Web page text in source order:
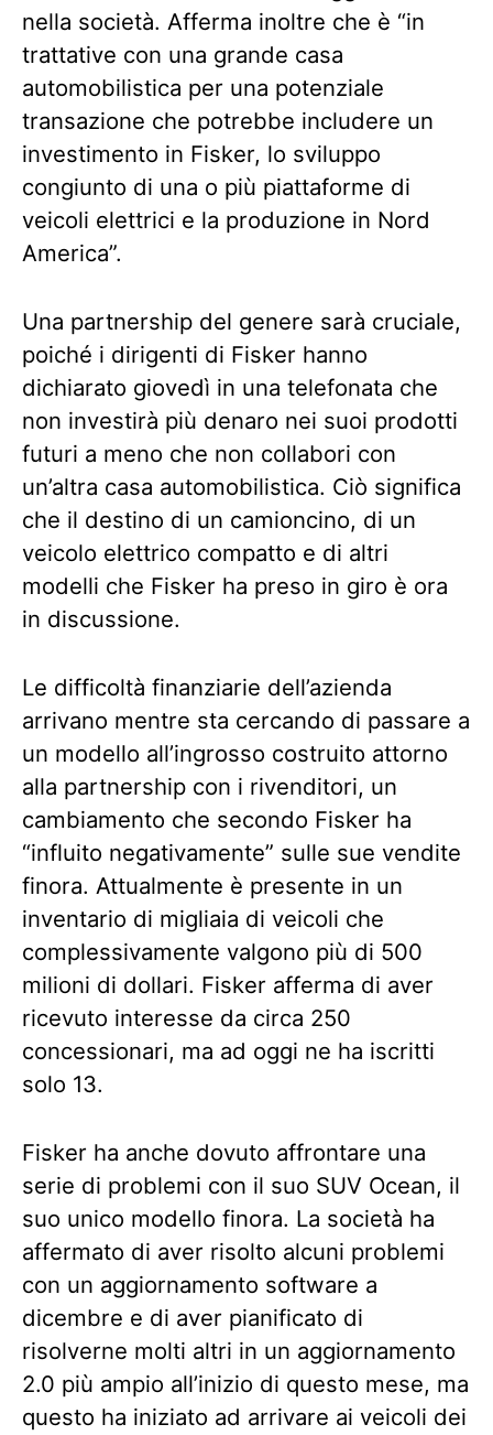
nella società. Afferma inoltre che è “in
trattative con una grande casa
automobilistica per una potenziale
transazione che potrebbe includere un
investimento in Fisker, lo sviluppo
congiunto di una o più piattaforme di
veicoli elettrici e la produzione in Nord
America”.
Una partnership del genere sarà cruciale,
poiché i dirigenti di Fisker hanno
dichiarato giovedì in una telefonata che
non investirà più denaro nei suoi prodotti
futuri a meno che non collabori con
un’altra casa automobilistica. Ciò significa
che il destino di un camioncino, di un
veicolo elettrico compatto e di altri
modelli che Fisker ha preso in giro è ora
in discussione.
Le difficoltà finanziarie dell’azienda
arrivano mentre sta cercando di passare a
un modello all’ingrosso costruito attorno
alla partnership con i rivenditori, un
cambiamento che secondo Fisker ha
“influito negativamente” sulle sue vendite
finora. Attualmente è presente in un
inventario di migliaia di veicoli che
complessivamente valgono più di 500
milioni di dollari. Fisker afferma di aver
ricevuto interesse da circa 250
concessionari, ma ad oggi ne ha iscritti
solo 13.
Fisker ha anche dovuto affrontare una
serie di problemi con il suo SUV Ocean, il
suo unico modello finora. La società ha
affermato di aver risolto alcuni problemi
con un aggiornamento software a
dicembre e di aver pianificato di
risolverne molti altri in un aggiornamento
2.0 più ampio all’inizio di questo mese, ma
questo ha iniziato ad arrivare ai veicoli dei